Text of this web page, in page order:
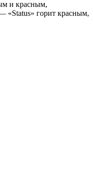
и красным,
«Status» горит красным,